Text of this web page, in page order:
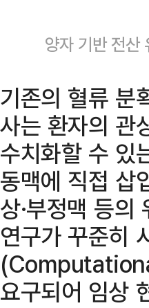
양자 기반 전산
기존의 혈류
사는 환자의 관
수치화할 수 있
동맥에 직접 삽
상·부정맥 등
연구가 꾸준히
요구되어 임상